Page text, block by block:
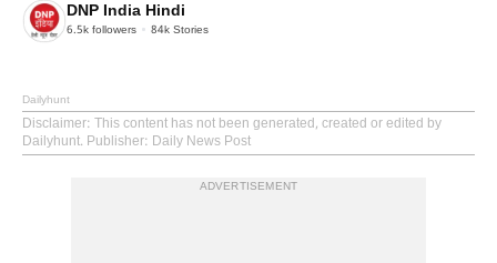
DNP India Hindi
6.5k followers 84k Stories
Dailyhunt
Disclaimer: This content has not been generated, created or edited by
Dailyhunt. Publisher: Daily News Post
ADVERTISEMENT